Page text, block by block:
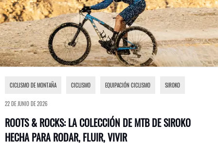
ROOTS & ROCKS: LA COLECCIÓN DE MTB DE SIROKO
HECHA PARA RODAR, FLUIR, VIVIR
CICLISMO DE MONTAÑA CICLISMO EQUIPACIÓN CICLISMO SIROKO
22 DE JUNIO DE 2026